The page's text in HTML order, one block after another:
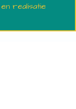
realisatie